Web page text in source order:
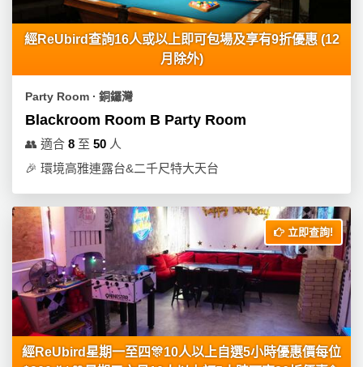
玩
樂
艇
出
租
經ReUbird查詢16人或以上即可包場及享有9折優惠 (12
月除外)
Party Room ∙ 銅鑼灣
Blackroom Room B Party Room
👥 適合 8 至 50 人
🎉 環境高雅連露台&二千尺特大天台
立即查詢!
經ReUbird星期一至四🎊10人以上自選5小時優惠價每位